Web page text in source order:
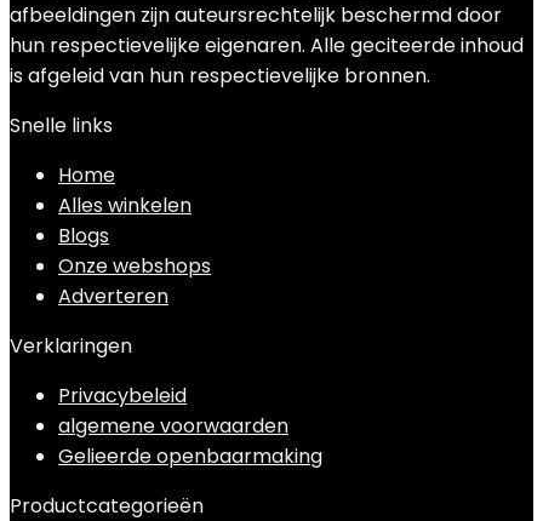
afbeeldingen zijn auteursrechtelijk beschermd door
hun respectievelijke eigenaren. Alle geciteerde inhoud
is afgeleid van hun respectievelijke bronnen.
Snelle links
Home
Alles winkelen
Blogs
Onze webshops
Adverteren
Verklaringen
Privacybeleid
algemene voorwaarden
Gelieerde openbaarmaking
Productcategorieën